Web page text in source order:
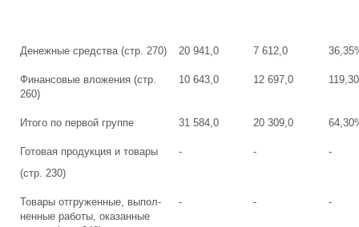
Денежные средства (стр. 270) 20 941,0 7 612,0
Финансовые вложения (стр.
260)
10 643,0 12 697,0
Итого по первой группе 31 584,0 20 309,0
Готовая продукция и товары
(стр. 230)
- - -
Товары отгруженные, выпол-
ненные работы, оказанные
- - -